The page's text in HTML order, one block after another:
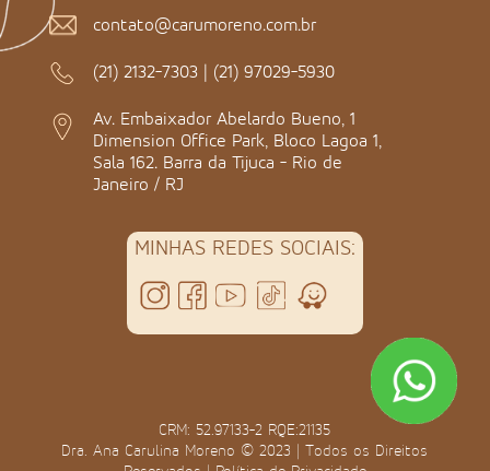
contato@carumoreno.com.br
(21) 2132-7303 | (21) 97029-5930
Av. Embaixador Abelardo Bueno, 1
Dimension Office Park, Bloco Lagoa 1,
Sala 162. Barra da Tijuca - Rio de
Janeiro / RJ
MINHAS REDES SOCIAIS:
CRM: 52.97133-2 RQE:21135
Dra. Ana Carulina Moreno © 2023 | Todos os Direitos